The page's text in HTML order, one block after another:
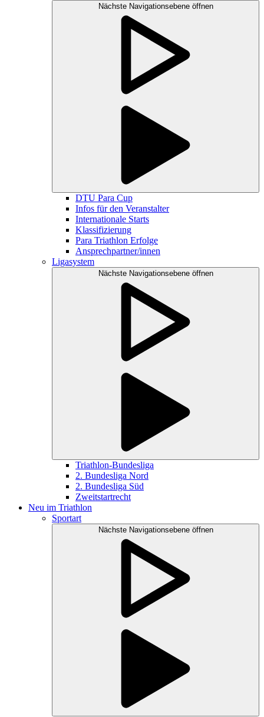
Nächste Navigationsebene öffnen
DTU Para Cup
Infos für den Veranstalter
Internationale Starts
Klassifizierung
Para Triathlon Erfolge
Ansprechpartner/innen
Ligasystem
Nächste Navigationsebene öffnen
Triathlon-Bundesliga
2. Bundesliga Nord
2. Bundesliga Süd
Zweitstartrecht
Neu im Triathlon
Sportart
Nächste Navigationsebene öffnen